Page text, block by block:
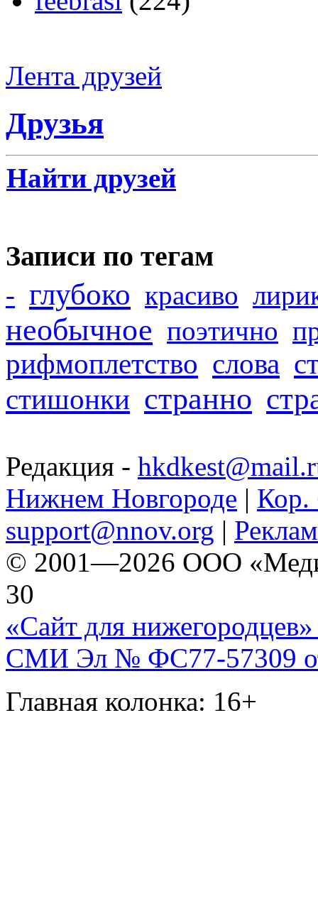
Лента друзей
Друзья
Найти друзей
Записи по тегам
- глубоко красиво
необычное поэтично
рифмоплетство слова
стишонки странно
Редакция -
Нижнем Новгороде | Кор.
support@nnov.org |
© 2001—2026 ООО
30
«Сайт для нижегородцев»
СМИ Эл № ФС77-57309
Главная колонка: 16+